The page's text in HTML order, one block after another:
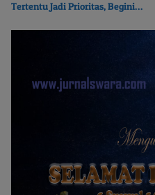
Tertentu Jadi Prioritas, Begini